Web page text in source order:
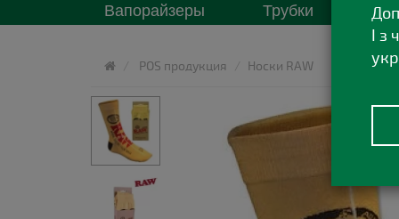
Вапорайзеры
Трубки
POS продукция Носки RAW
І з